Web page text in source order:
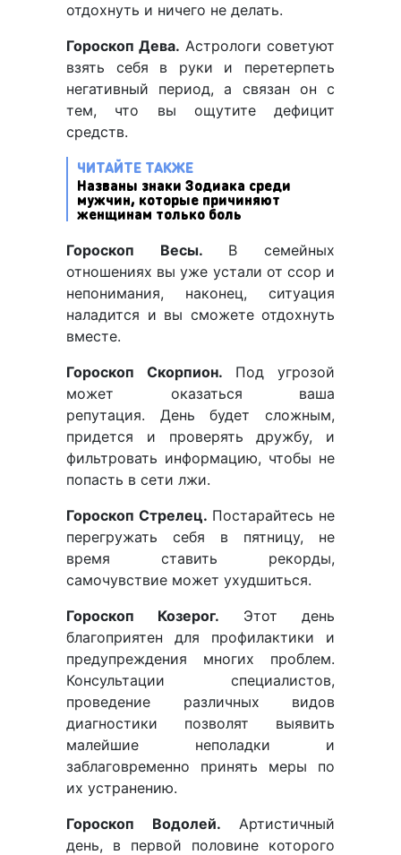
отдохнуть и ничего не делать.
Гороскоп Дева. Астрологи советуют
взять себя в руки и перетерпеть
негативный период, а связан он с
тем, что вы ощутите дефицит
средств.
ЧИТАЙТЕ ТАКЖЕ
Названы знаки Зодиака среди
мужчин, которые причиняют
женщинам только боль
Гороскоп Весы. В семейных
отношениях вы уже устали от ссор и
непонимания, наконец, ситуация
наладится и вы сможете отдохнуть
вместе.
Гороскоп Скорпион. Под угрозой
может оказаться ваша
репутация. День будет сложным,
придется и проверять дружбу, и
фильтровать информацию, чтобы не
попасть в сети лжи.
Гороскоп Стрелец. Постарайтесь не
перегружать себя в пятницу, не
время ставить рекорды,
самочувствие может ухудшиться.
Гороскоп Козерог. Этот день
благоприятен для профилактики и
предупреждения многих проблем.
Консультации специалистов,
проведение различных видов
диагностики позволят выявить
малейшие неполадки и
заблаговременно принять меры по
их устранению.
Гороскоп Водолей. Артистичный
день, в первой половине которого